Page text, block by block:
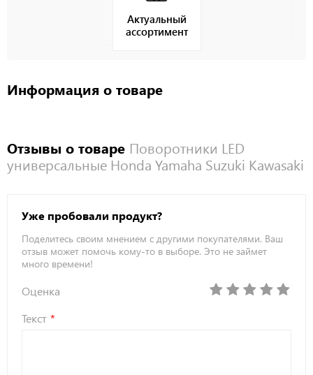
Актуальный
ассортимент
Информация о товаре
Отзывы о товаре Поворотники LED
универсальные Honda Yamaha Suzuki Kawasaki
Уже пробовали продукт?
Поделитесь своим мнением с другими покупателями. Ваш
отзыв может помочь кому-то в выборе. Это не займет
много времени!
Оценка
Текст